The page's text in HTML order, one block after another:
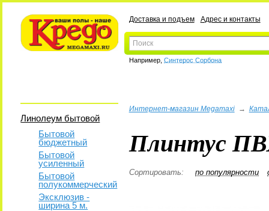
Доставка и подъем Адрес и контакты
Например, Синтерос Сорбона
Линолеум бытовой
Бытовой
бюджетный
Бытовой
усиленный
Бытовой
полукоммерческий
Эксклюзив -
ширина 5 м.
Интернет-магазин Megamaxi→
Плинтус
Сортировать: по популярности